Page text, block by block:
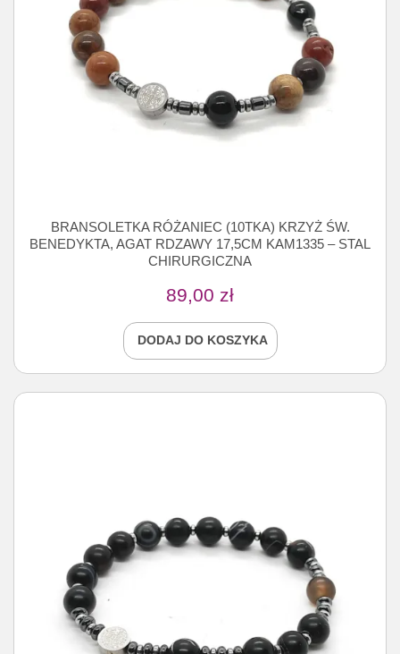
BRANSOLETKA RÓŻANIEC (10TKA) KRZYŻ ŚW.
BENEDYKTA, AGAT RDZAWY 17,5CM KAM1335 – STAL
CHIRURGICZNA
89,00 zł
DODAJ DO KOSZYKA